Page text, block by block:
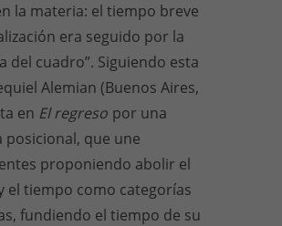
la materia: el tiempo breve
era seguido por la
del cuadro”. Siguiendo esta
Alemian (Buenos Aires,
en El regreso por una
posicional, que une
proponiendo abolir el
el tiempo como categorías
fundiendo el tiempo de su